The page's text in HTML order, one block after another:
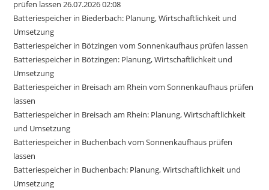
prüfen lassen 26.07.2026 02:08
Batteriespeicher in Biederbach: Planung, Wirtschaftlichkeit und
Umsetzung
Batteriespeicher in Bötzingen vom Sonnenkaufhaus prüfen lassen
Batteriespeicher in Bötzingen: Planung, Wirtschaftlichkeit und
Umsetzung
Batteriespeicher in Breisach am Rhein vom Sonnenkaufhaus prüfen
lassen
Batteriespeicher in Breisach am Rhein: Planung, Wirtschaftlichkeit
und Umsetzung
Batteriespeicher in Buchenbach vom Sonnenkaufhaus prüfen
lassen
Batteriespeicher in Buchenbach: Planung, Wirtschaftlichkeit und
Umsetzung